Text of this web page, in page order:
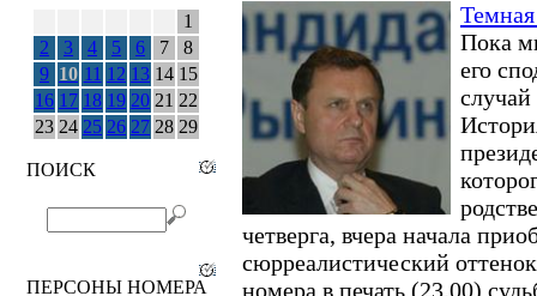
Обзоры
независимости Абхазии
Пока
его
случай
четверга, вчера начала
сюрреалистический
номера в печать (23.00)